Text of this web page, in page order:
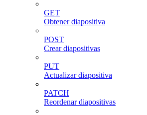
GET
Obtener diapositiva
POST
Crear diapositivas
PUT
Actualizar diapositiva
PATCH
Reordenar diapositivas